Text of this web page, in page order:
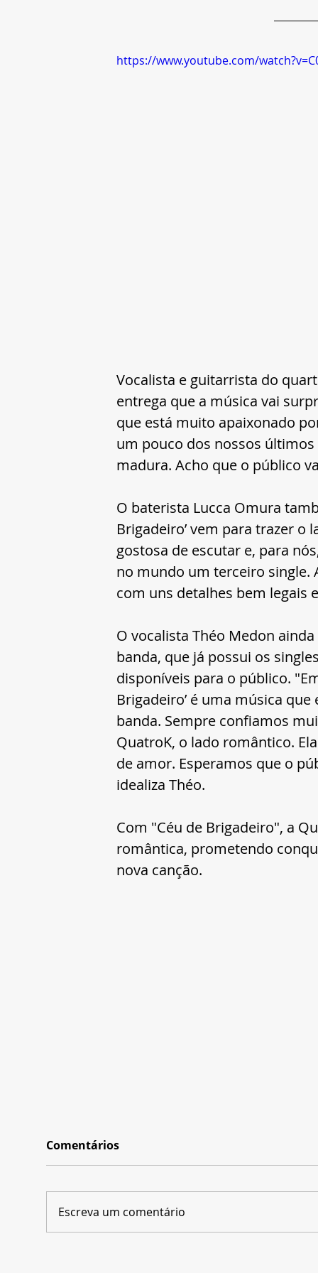
https://www.youtube.com/
Vocalista e guitarrista do
entrega que a música vai
que está muito apaixonado
um pouco dos nossos
madura. Acho que o público
O baterista Lucca Omura
Brigadeiro’ vem para trazer
gostosa de escutar e, para
no mundo um terceiro
com uns detalhes bem legais
O vocalista Théo Medon
banda, que já possui os
disponíveis para o público.
Brigadeiro’ é uma música
banda. Sempre confiamos
QuatroK, o lado romântico.
de amor. Esperamos que o
idealiza Théo.
Com "Céu de Brigadeiro", a
romântica, prometendo
nova canção.
Comentários
Escreva um comentário